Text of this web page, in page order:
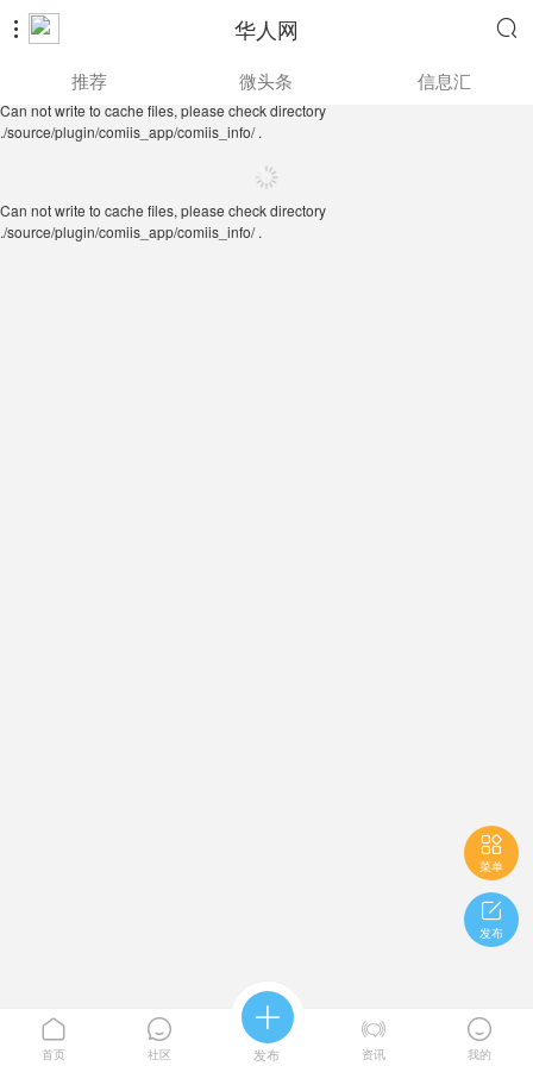
 华人网 
./source/plugin/comiis_app/comiis_info/ .
推荐 微头条 信息汇
Can not write to cache files, please check directory
./source/plugin/comiis_app/comiis_info/ .

菜单

发布

首页

社区

发布

资讯

我的
Can not write to cache files, please check directory
./source/plugin/comiis_app/comiis_info/ .